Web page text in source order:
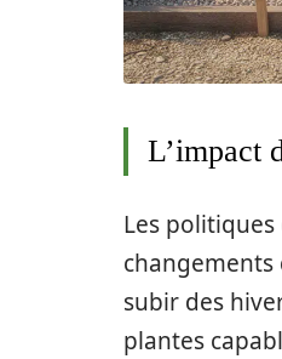
L’impact
Les
subir des
plantes